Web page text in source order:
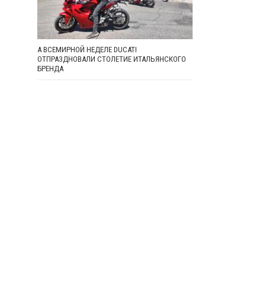
А ВСЕМИРНОЙ НЕДЕЛЕ DUCATI
ОТПРАЗДНОВАЛИ СТОЛЕТИЕ ИТАЛЬЯНСКОГО
БРЕНДА